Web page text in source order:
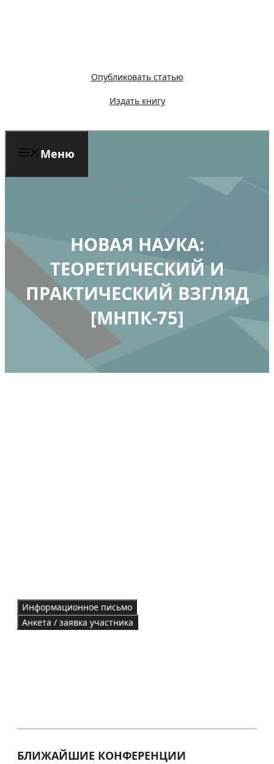
Опубликовать статью
Издать книгу
Меню
НОВАЯ НАУКА:
ТЕОРЕТИЧЕСКИЙ И
ПРАКТИЧЕСКИЙ ВЗГЛЯД
[МНПК-75]
Информационное письмо
Анкета / заявка участника
БЛИЖАЙШИЕ КОНФЕРЕНЦИИ